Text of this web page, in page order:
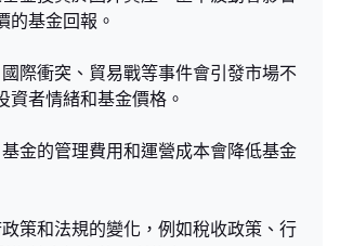
的基金回報。
際衝突、貿易戰等事件會引發市場不
資者情緒和基金價格。
金的管理費用和運營成本會降低基金
策和法規的變化，例如稅收政策、行